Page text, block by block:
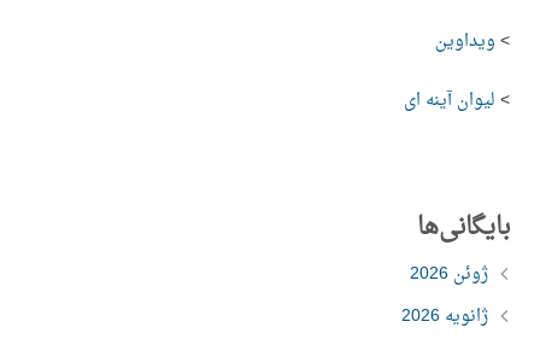
>ویداوین
>لیوان آینه ای
بایگانی‌ها
ژوئن 2026
ژانویه 2026